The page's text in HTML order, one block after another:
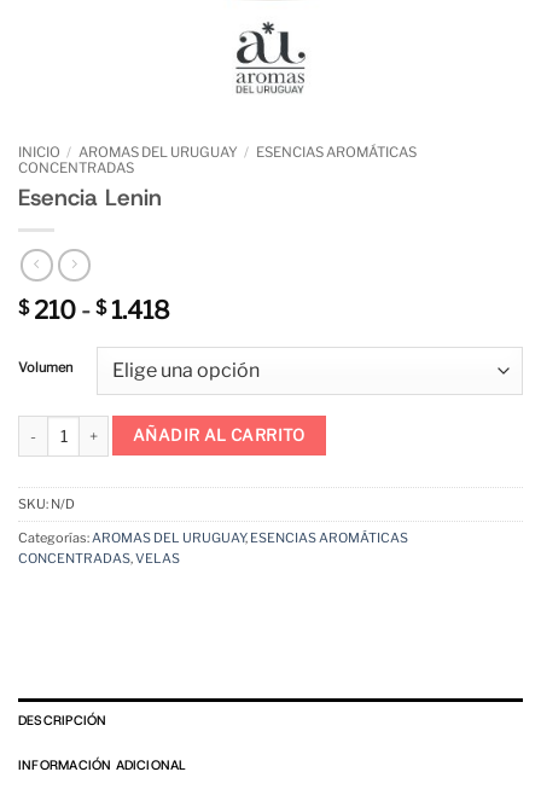
INICIO / AROMAS DEL URUGUAY / ESENCIAS AROMÁTICAS
CONCENTRADAS
Esencia Lenin
$210 - $1.418Rango
precios:
desde
$ 210
hasta
$ 1.418
Volumen
Esencia Lenin cantidadAÑADIR AL CARRITO
SKU: N/D
Categorías: AROMAS DEL URUGUAY, ESENCIAS AROMÁTICAS
CONCENTRADAS,VELAS
DESCRIPCIÓN
INFORMACIÓN ADICIONAL